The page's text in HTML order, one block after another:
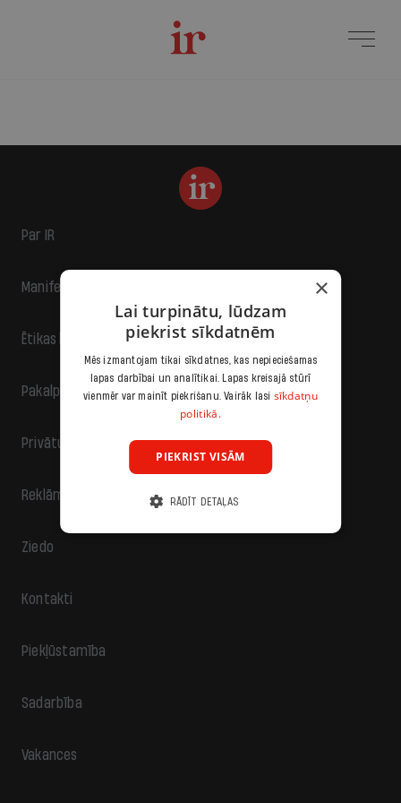
Par IR
Manifests
Ētikas kodekss
Pakalpojumu sniegšanas noteikumi
Privātuma politika
Reklāma
Ziedo
Kontakti
Piekļūstamība
Sadarbība
Vakances
×
Lai turpinātu, lūdzam
piekrist sīkdatnēm
Mēs izmantojam tikai sīkdatnes, kas nepieciešamas
lapas darbībai un analītikai. Lapas kreisajā stūrī
vienmēr var mainīt piekrišanu. Vairāk lasi sīkdatņu
politikā.
PIEKRIST VISĀM
RĀDĪT DETAĻAS